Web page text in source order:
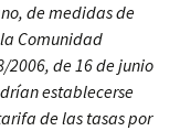
de medidas de
Comunidad
2006, de 16 de junio
establecerse
de las tasas por